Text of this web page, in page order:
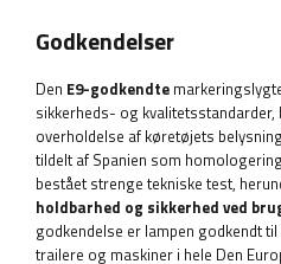
Godkendelser
Den E9-godkendte
sikkerheds- og
overholdelse af køretøjets
tildelt af Spanien som
bestået strenge tekniske test,
holdbarhed og sikkerhed ved
godkendelse er lampen godkendt
trailere og maskiner i hele Den